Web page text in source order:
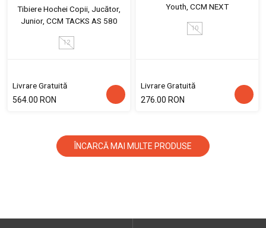
Tibiere Hochei Copii, Jucător,
Junior, CCM TACKS AS 580
12
Livrare Gratuită
564.00 RON
Youth, CCM NEXT
10
Livrare Gratuită
276.00 RON
ÎNCARCĂ MAI MULTE PRODUSE